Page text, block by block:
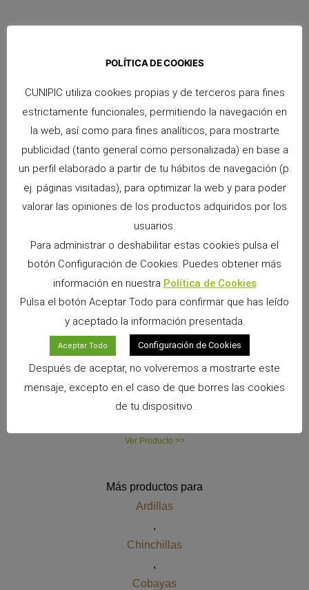
Ver Producto >>
Colgante Largo de Madera para Conejos
Ver Producto >>
Ver Producto >>
Más productos para
Ardillas
,
Chinchillas
,
Cobayas
POLÍTICA DE COOKIES
CUNIPIC utiliza cookies propias y de terceros para fines
estrictamente funcionales, permitiendo la navegación en
la web, así como para fines analíticos, para mostrarte
publicidad (tanto general como personalizada) en base a
un perfil elaborado a partir de tu hábitos de navegación (p.
ej. páginas visitadas), para optimizar la web y para poder
valorar las opiniones de los productos adquiridos por los
usuarios.
Para administrar o deshabilitar estas cookies pulsa el
botón Configuración de Cookies. Puedes obtener más
información en nuestra Política de Cookies
Pulsa el botón Aceptar Todo para confirmar que has leído
y aceptado la información presentada.
Aceptar Todo Configuración de Cookies
Después de aceptar, no volveremos a mostrarte este
mensaje, excepto en el caso de que borres las cookies
de tu dispositivo.